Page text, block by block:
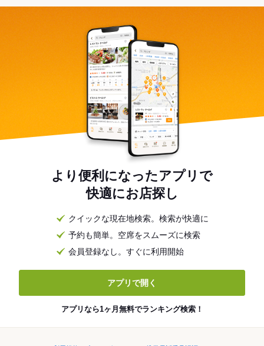
より便利になったアプリで
快適にお店探し
クイックな現在地検索。検索が快適に
予約も簡単。空席をスムーズに検索
会員登録なし。すぐに利用開始
アプリで開く
アプリなら1ヶ月無料でランキング検索！